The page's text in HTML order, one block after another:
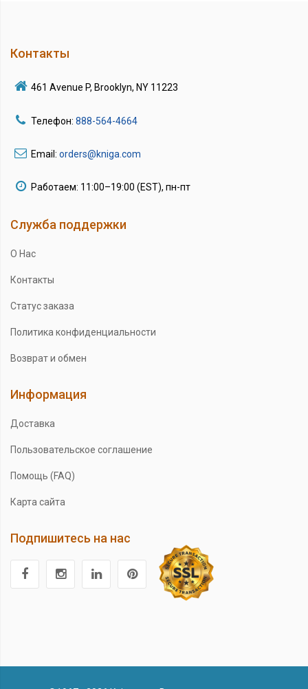
Контакты
461 Avenue P, Brooklyn, NY 11223
Телефон: 888-564-4664
Email: orders@kniga.com
Работаем: 11:00–19:00 (EST), пн-пт
Служба поддержки
О Нас
Контакты
Статус заказа
Политика конфиденциальности
Возврат и обмен
Информация
Доставка
Пользовательское соглашение
Помощь (FAQ)
Карта сайта
Подпишитесь на нас